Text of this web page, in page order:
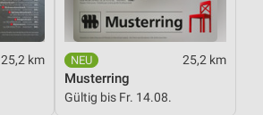
25,2 km 25,2 km
Musterring
Gültig bis Fr. 14.08.